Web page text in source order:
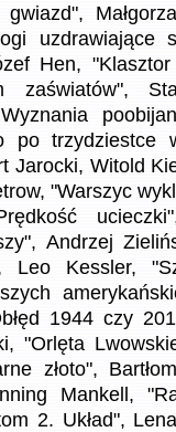
uzdrawiające
Hen,
po trzydziestce
Jarocki, Witold
"Warszyc
Andrzej
Leo Kessler,
1944 czy
"Orlęta
złoto",
Mankell,
2. Układ",